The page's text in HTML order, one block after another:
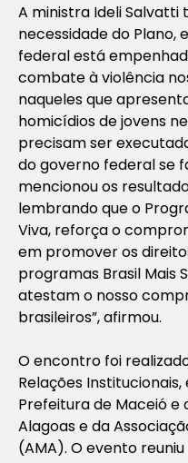
A ministra Ideli
necessidade do Plano,
federal está
combate à violência
naqueles que
homicídios de jovens
precisam ser
do governo federal se
mencionou os
lembrando que o
Viva, reforça o
em promover os
programas Brasil Mais
atestam o nosso
brasileiros”, afirmou.
O encontro foi
Relações
Prefeitura de Maceió e
Alagoas e da
(AMA). O evento